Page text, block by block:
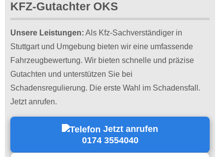
KFZ-Gutachter OKS
Unsere Leistungen: Als Kfz-Sachverständiger in
Stuttgart und Umgebung bieten wir eine umfassende
Fahrzeugbewertung. Wir bieten schnelle und präzise
Gutachten und unterstützen Sie bei
Schadensregulierung. Die erste Wahl im Schadensfall.
Jetzt anrufen.
Jetzt anrufen
0174 3554040